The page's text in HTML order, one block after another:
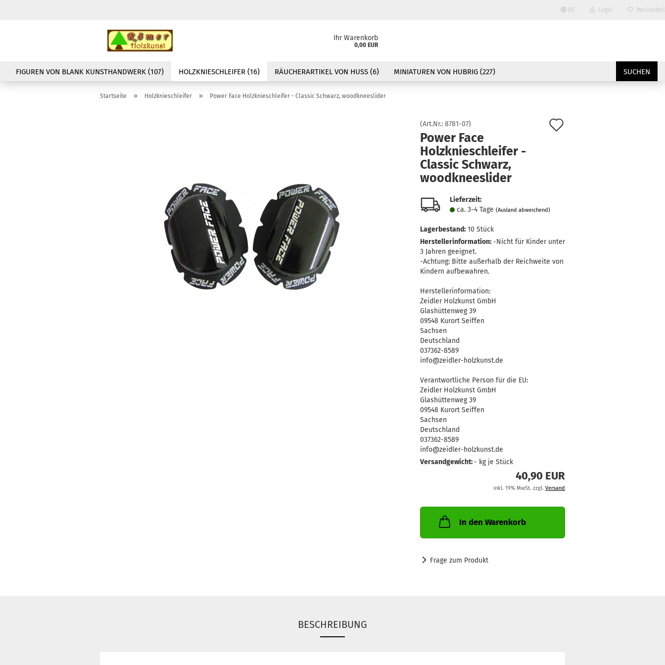
DE
Lieferland
Login
Konto erstellen
Passwort vergessen?
Merkzettel
Ihr Warenkorb
0,00 EUR
FIGUREN VON BLANK KUNSTHANDWERK (107) HOLZKNIESCHLEIFER (16) RÄUCHERARTIKEL VON HUSS (6) MINIATUREN VON HUBRIG (227) SUCHEN
Startseite » Holzknieschleifer » Power Face Holzknieschleifer - Classic Schwarz, woodkneeslider
(Art.Nr.: 8781-07)
Power Face
Holzknieschleifer -
Classic Schwarz,
woodkneeslider
Lieferzeit:
ca. 3-4 Tage (Ausland abweichend)
Lagerbestand: 10 Stück
Herstellerinformation: -Nicht für Kinder unter
3 Jahren geeignet.
-Achtung: Bitte außerhalb der Reichweite von
Kindern aufbewahren.
Herstellerinformation:
Zeidler Holzkunst GmbH
Glashüttenweg 39
09548 Kurort Seiffen
Sachsen
Deutschland
037362-8589
info@zeidler-holzkunst.de
Verantwortliche Person für die EU:
Zeidler Holzkunst GmbH
Glashüttenweg 39
09548 Kurort Seiffen
Sachsen
Deutschland
037362-8589
info@zeidler-holzkunst.de
Versandgewicht:- kg je Stück
40,90 EUR
inkl. 19% MwSt. zzgl. Versand
In den Warenkorb
Frage zum Produkt
BESCHREIBUNG